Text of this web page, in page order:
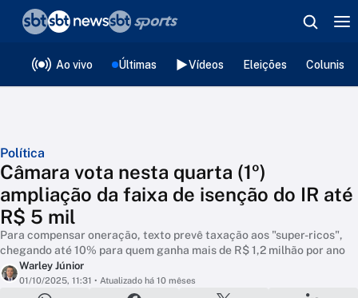
Ao vivo Últimas Vídeos Eleições
Política
Câmara vota nesta quarta (1º)
ampliação da faixa de isenção do IR até
R$ 5 mil
Para compensar oneração, texto prevê taxação aos "super-ricos",
chegando até 10% para quem ganha mais de R$ 1,2 milhão por ano
Warley Júnior
01/10/2025, 11:31 • Atualizado há 10 mêses
❮voltar
Editorias